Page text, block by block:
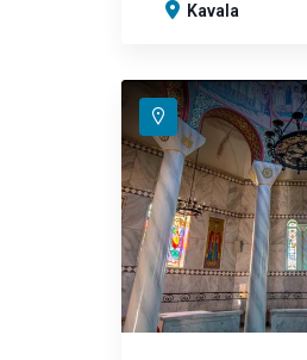
Kavala